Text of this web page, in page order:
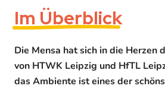
Im Überblick
Die Mensa hat sich in die Herzen
von HTWK Leipzig und HfTL
das Ambiente ist eines der